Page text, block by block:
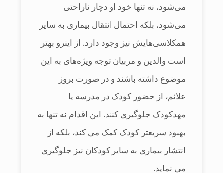
می‌‎‌شود، نه تنها خود او دچار ناراحتی
می‌‎شود، بلکه احتمال انتقال بیماری به سایر
همکلاسی‎‌هایش نیز وجود دارد. از اینرو بهتر
است والدین و مربیان توجه ویژه‎‌های به این
موضوع داشته باشند و در صورت بروز
علائم، از حضور کودک در مدرسه یا
مهدکودک جلوگیری کنند. این اقدام نه تنها به
بهبود سریع‎تر کودک کمک می کند، بلکه از
انتشار بیماری به سایر کودکان نیز جلوگیری
می نماید.